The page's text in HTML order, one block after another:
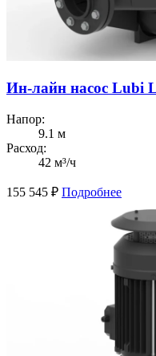
Ин-лайн насос Lubi
Напор:
9.1 м
Расход:
42 м³/ч
155 545 ₽ Подробнее